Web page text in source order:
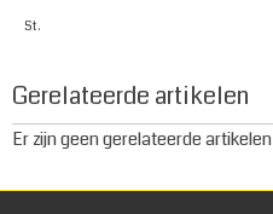
St.
Gerelateerde artikelen
Er zijn geen gerelateerde artikelen